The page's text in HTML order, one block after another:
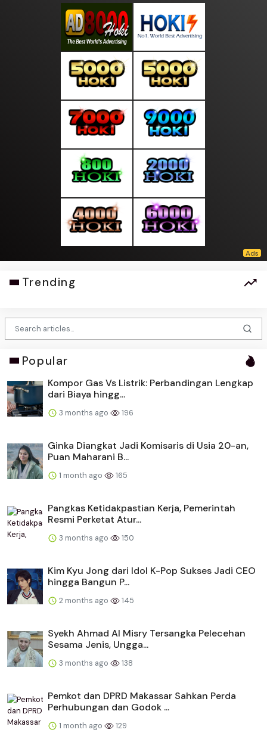
Trending
Popular
Kompor Gas Vs Listrik: Perbandingan Lengkap
dari Biaya hingg...
3 months ago 196
Ginka Diangkat Jadi Komisaris di Usia 20-an,
Puan Maharani B...
1 month ago 165
Pangkas Ketidakpastian Kerja, Pemerintah
Resmi Perketat Atur...
3 months ago 150
Kim Kyu Jong dari Idol K-Pop Sukses Jadi CEO
hingga Bangun P...
2 months ago 145
Syekh Ahmad Al Misry Tersangka Pelecehan
Sesama Jenis, Ungga...
3 months ago 138
Pemkot dan DPRD Makassar Sahkan Perda
Perhubungan dan Godok ...
1 month ago 129